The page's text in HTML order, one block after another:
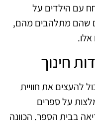
עם הילדים על
שהם מתלהבים מהם,
חינוך
להעצים את חוויית
על ספרים
בבית הספר. הכוונה